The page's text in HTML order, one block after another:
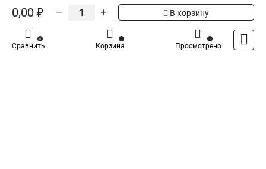
0,00 ₽ – + В корзину
Сравнить
0
Корзина
0
Просмотрено
1